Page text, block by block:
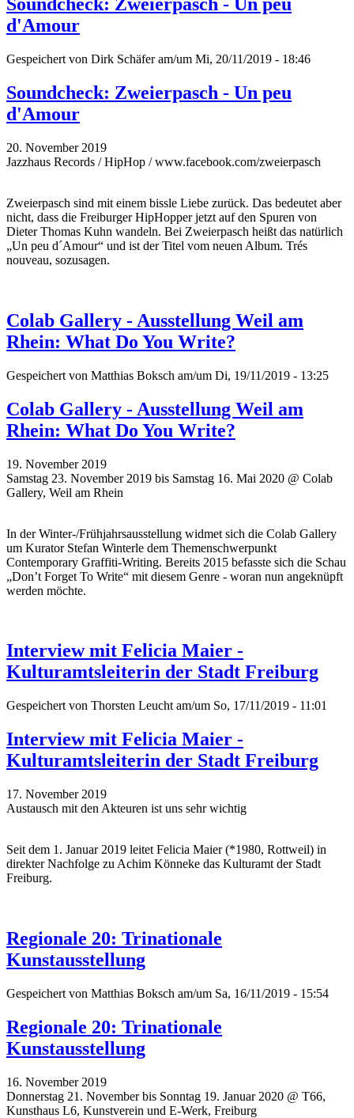
Soundcheck: Zweierpasch - Un peu
d'Amour
Gespeichert von Dirk Schäferam/um Mi, 20/11/2019 - 18:46
Soundcheck: Zweierpasch - Un peu
d'Amour
20. November 2019
Jazzhaus Records / HipHop / www.facebook.com/zweierpasch
Zweierpasch sind mit einem bissle Liebe zurück. Das bedeutet aber
nicht, dass die Freiburger HipHopper jetzt auf den Spuren von
Dieter Thomas Kuhn wandeln. Bei Zweierpasch heißt das natürlich
„Un peu d´Amour“ und ist der Titel vom neuen Album. Trés
nouveau, sozusagen.
Colab Gallery - Ausstellung Weil am
Rhein: What Do You Write?
Gespeichert von Matthias Boksch am/um Di, 19/11/2019 - 13:25
Colab Gallery - Ausstellung Weil am
Rhein: What Do You Write?
19. November 2019
Samstag 23. November 2019 bis Samstag 16. Mai 2020 @ Colab
Gallery, Weil am Rhein
In der Winter-/Frühjahrsausstellung widmet sich die Colab Gallery
um Kurator Stefan Winterle dem Themenschwerpunkt
Contemporary Graffiti-Writing. Bereits 2015 befasste sich die Schau
„Don’t Forget To Write“ mit diesem Genre - woran nun angeknüpft
werden möchte.
Interview mit Felicia Maier -
Kulturamtsleiterin der Stadt Freiburg
Gespeichert von Thorsten Leucht am/um So, 17/11/2019 - 11:01
Interview mit Felicia Maier -
Kulturamtsleiterin der Stadt Freiburg
17. November 2019
Austausch mit den Akteuren ist uns sehr wichtig
Seit dem 1. Januar 2019 leitet Felicia Maier (*1980, Rottweil) in
direkter Nachfolge zu Achim Könneke das Kulturamt der Stadt
Freiburg.
Regionale 20: Trinationale
Kunstausstellung
Gespeichert von Matthias Boksch am/um Sa, 16/11/2019 - 15:54
Regionale 20: Trinationale
Kunstausstellung
16. November 2019
Donnerstag 21. November bis Sonntag 19. Januar 2020 @ T66,
Kunsthaus L6, Kunstverein und E-Werk, Freiburg